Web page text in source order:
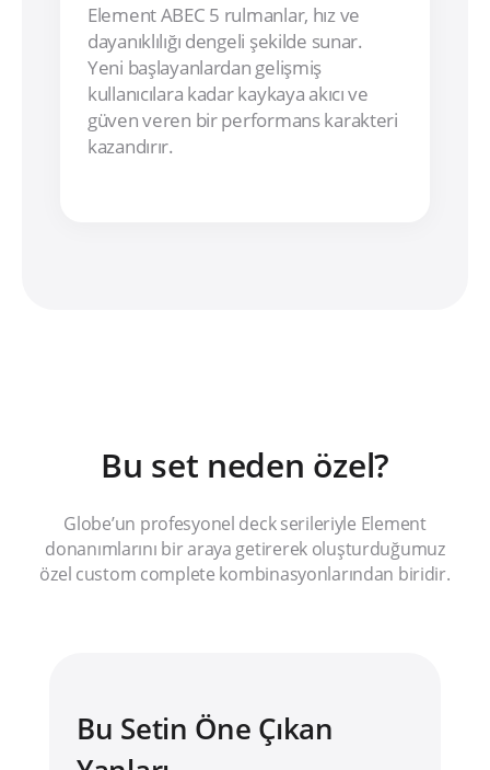
Element ABEC 5 rulmanlar, hız ve
dayanıklılığı dengeli şekilde sunar.
Yeni başlayanlardan gelişmiş
kullanıcılara kadar kaykaya akıcı ve
güven veren bir performans karakteri
kazandırır.
Bu set neden özel?
Globe’un profesyonel deck serileriyle Element
donanımlarını bir araya getirerek oluşturduğumuz
özel custom complete kombinasyonlarından biridir.
Bu Setin Öne Çıkan